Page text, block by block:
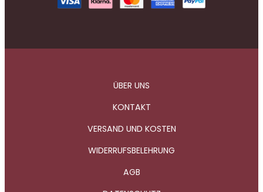
ÜBER UNS
KONTAKT
VERSAND UND KOSTEN
WIDERRUFSBELEHRUNG
AGB